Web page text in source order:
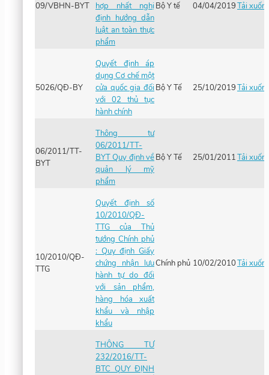
09/VBHN-BYT
hợp nhất nghị
định hướng dẫn
luật an toàn thực
phẩm
Bộ Y tế 04/04/2019Tải
5026/QĐ-BY
Quyết định áp
dụng Cơ chế một
cửa quốc gia đối
với 02 thủ tục
hành chính
Bộ Y Tế 25/10/2019Tải
06/2011/TT-
BYT
Thông tư
06/2011/TT-
BYT Quy định về
quản lý mỹ
phẩm
Bộ Y Tế 25/01/2011Tải
10/2010/QĐ-
TTG
Quyết định số
10/2010/QĐ-
TTG của Thủ
tướng Chính phủ
: Quy định Giấy
chứng nhận lưu
hành tự do đối
với sản phẩm,
hàng hóa xuất
khẩu và nhập
khẩu
Chính phủ 10/02/2010Tải
THÔNG TƯ
232/2016/TT-
BTC QUY ĐỊNH